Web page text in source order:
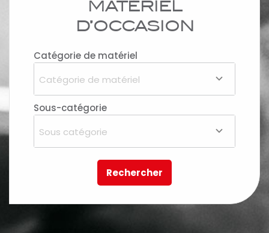
MATÉRIEL
D’OCCASION
Catégorie de matériel
Catégorie de matériel
Sous-catégorie
Sous catégorie
Rechercher